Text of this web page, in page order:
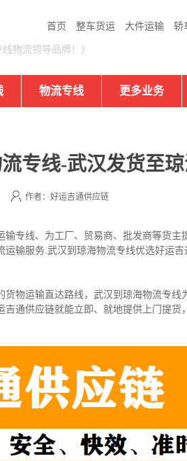
首页 整车货运 大件运输 轿
物流领导品牌！）
物流专线 更多业务
专线-武汉发货至
作者：好运吉通供应链
专线、为工厂、贸易商、批发商等货主
输服务.武汉到琼海物流专线优选好运
货物运输直达路线，武汉到琼海物流专线
通供应链就能立即、就地提供上门提货